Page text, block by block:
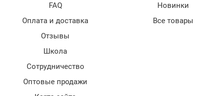
FAQ
Оплата и доставка
Отзывы
Школа
Сотрудничество
Оптовые продажи
Новинки
Все товары